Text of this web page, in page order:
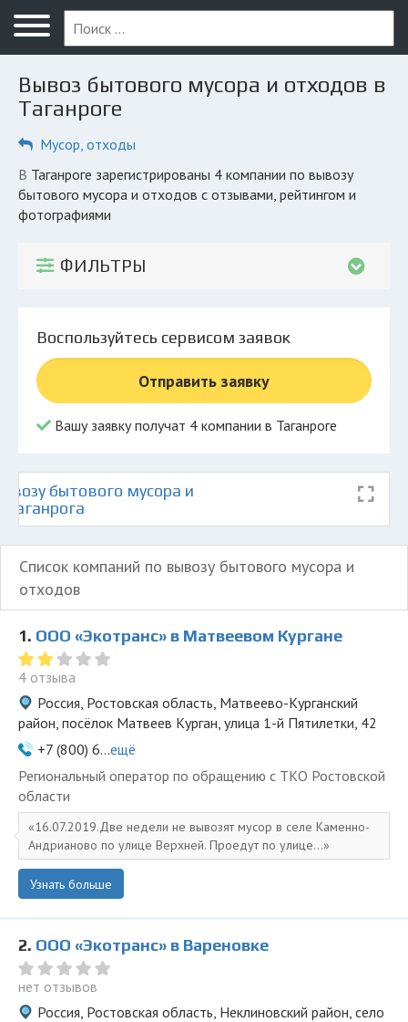
Меню
Главная
Вопрос юристу
Компании
КОМПАНИЯМ
© 2026 Все права защищены
Вывоз бытового мусора и отходов в
Таганроге
Мусор, отходы
в Таганроге зарегистрированы 4 компании по вывозу
бытового мусора и отходов с отзывами, рейтингом и
фотографиями
ФИЛЬТРЫ
Воспользуйтесь сервисом заявок
Отправить заявку
Вашу заявку получат 4 компании в Таганроге
бытового мусора и
Список компаний по вывозу бытового мусора и
отходов
1. ООО «Экотранс» в Матвеевом Кургане
4 отзыва
Россия, Ростовская область, Матвеево-Курганский
район, посёлок Матвеев Курган, улица 1-й Пятилетки, 42
+7 (800) 6...ещё
Региональный оператор по обращению с ТКО Ростовской
области
16.07.2019.Две недели не вывозят мусор в селе Каменно-
Андрианово по улице Верхней. Проедут по улице...
Узнать больше
2. ООО «Экотранс» в Вареновке
нет отзывов
Россия, Ростовская область, Неклиновский район, село